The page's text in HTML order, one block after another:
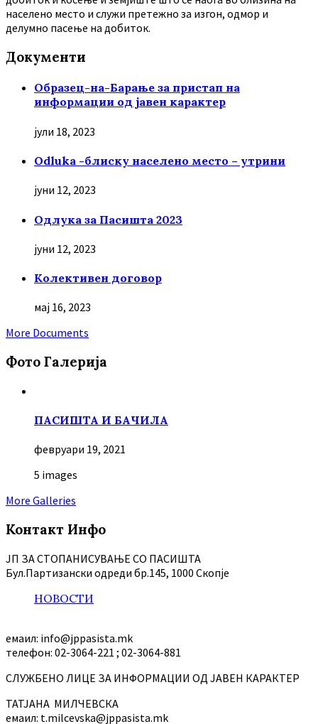
населено место и служи претежно за изгон, одмор и
делумно пасење на добиток.
Документи
Образец-на-Барање за пристап на
информации од јавен карактер
јули 18, 2023
Odluka -блиску населено место – утрини
јуни 12, 2023
Oдлука за Пасишта 2023
јуни 12, 2023
Колективен договор
мај 16, 2023
More Documents
Фото Галерија
ПАСИШТА И БАЧИЛА
февруари 19, 2021
5 images
More Galleries
Контакт Инфо
ЈП ЗА СТОПАНИСУВАЊЕ СО ПАСИШТА
Бул.Партизански oдреди бр.145, 1000 Скопје
НОВОСТИ
емаил: info@jppasista.mk
телефон: 02-3064-221 ; 02-3064-881
СЛУЖБЕНО ЛИЦЕ ЗА ИНФОРМАЦИИ ОД ЈАВЕН КАРАКТЕР
ТАТЈАНА МИЛЧЕВСКА
емаил: t.milcevska@jppasista.mk